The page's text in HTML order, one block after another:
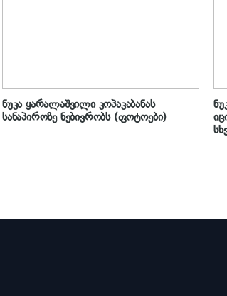
ნუკა ყარალაშვილი კოპაკაბანას
სანაპიროზე ნებივრობს (ფოტოები)